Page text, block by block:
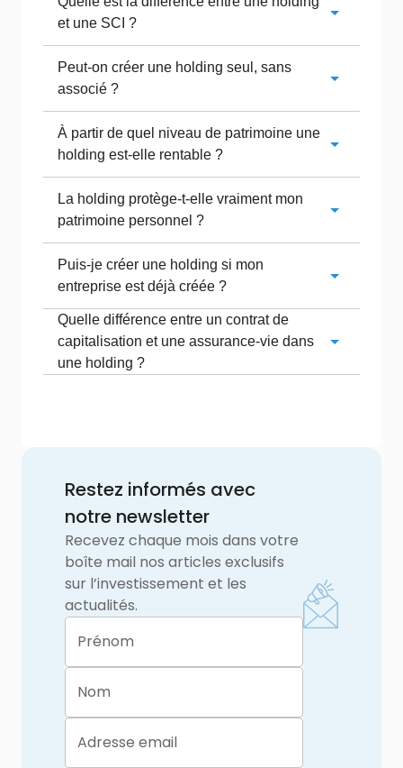
et une SCI ?
Peut-on créer une holding seul, sans
associé ?
À partir de quel niveau de patrimoine une
holding est-elle rentable ?
La holding protège-t-elle vraiment mon
patrimoine personnel ?
Puis-je créer une holding si mon
entreprise est déjà créée ?
Quelle différence entre un contrat de
capitalisation et une assurance-vie dans
une holding ?
Restez informés avec
notre newsletter
Recevez chaque mois dans votre
boîte mail nos articles exclusifs
sur l’investissement et les
actualités.
Prénom
Nom
Adresse email